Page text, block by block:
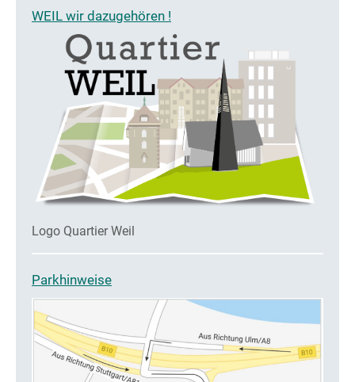
WEIL wir dazugehören !
Logo Quartier Weil
Parkhinweise